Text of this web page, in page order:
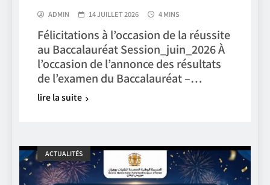
ADMIN 14 JUILLET 2026 4 MINS
Félicitations à l’occasion de la réussite
au Baccalauréat Session_juin_2026 À
l’occasion de l’annonce des résultats
de l’examen du Baccalauréat –…
lire la suite
ACTUALITÉS